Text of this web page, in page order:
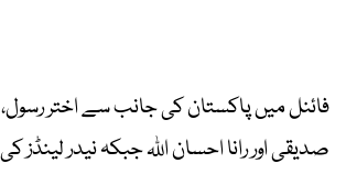
فائنل میں پاکستان کی جانب سے اختر
صدیقی اور رانا احسان اللہ جبکہ نیدر